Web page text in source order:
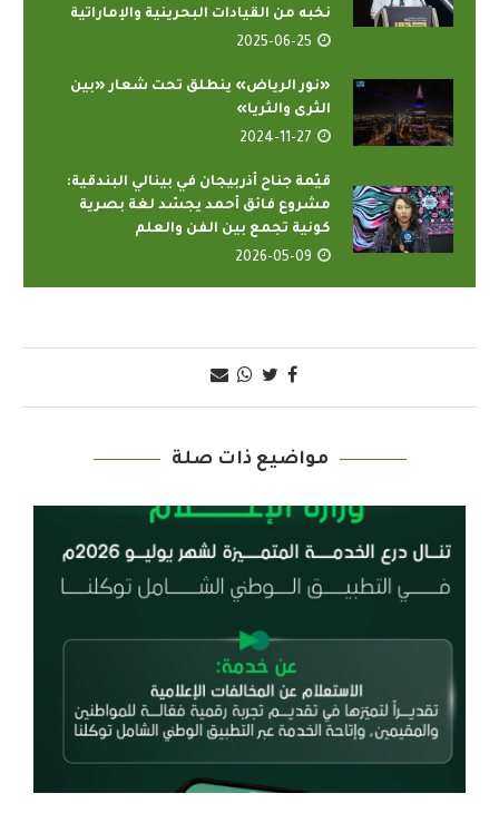
نخبه من القيادات البحرينية والإماراتية
2025-06-25
«نور الرياض» ينطلق تحت شعار «بين
الثرى والثريا»
2024-11-27
قيّمة جناح أذربيجان في بينالي البندقية:
مشروع فائق أحمد يجسّد لغة بصرية
كونية تجمع بين الفن والعلم
2026-05-09
مواضيع ذات صلة